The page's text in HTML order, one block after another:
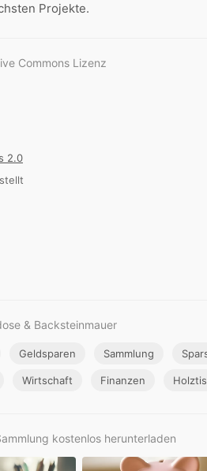
Projekte.
Commons Lizenz
2.0
& Backsteinmauer
Geldsparen Sammlung
Wirtschaft Finanzen
kostenlos herunterladen